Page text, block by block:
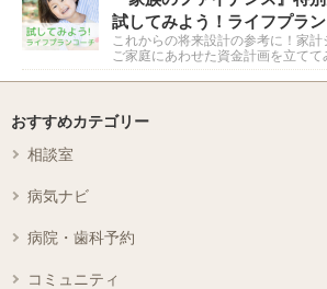
試してみよう！ライフプラ
これからの将来設計の参考に！家計
ご家庭にあわせた資金計画を立てて
おすすめカテゴリー
相談室
病気ナビ
病院・歯科予約
コミュニティ